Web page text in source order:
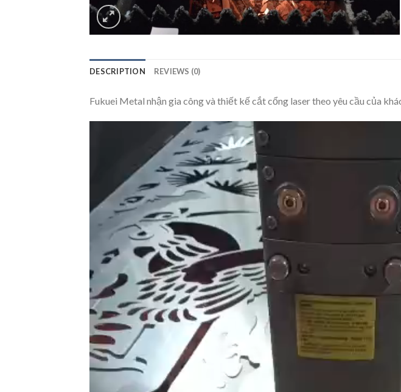
DESCRIPTION REVIEWS (0)
Fukuei Metal nhận gia công và thiết kế cắt cổng laser theo yêu cầu của